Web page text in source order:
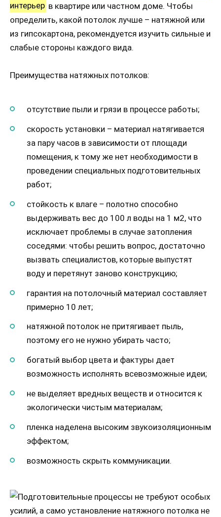
интерьер в квартире или частном доме. Чтобы
определить, какой потолок лучше – натяжной или
из гипсокартона, рекомендуется изучить сильные и
слабые стороны каждого вида.
Преимущества натяжных потолков:
отсутствие пыли и грязи в процессе работы;
скорость установки – материал натягивается
за пару часов в зависимости от площади
помещения, к тому же нет необходимости в
проведении специальных подготовительных
работ;
стойкость к влаге – полотно способно
выдерживать вес до 100 л воды на 1 м2, что
исключает проблемы в случае затопления
соседями: чтобы решить вопрос, достаточно
вызвать специалистов, которые выпустят
воду и перетянут заново конструкцию;
гарантия на потолочный материал составляет
примерно 10 лет;
натяжной потолок не притягивает пыль,
поэтому его не нужно убирать часто;
богатый выбор цвета и фактуры дает
возможность исполнять всевозможные идеи;
не выделяет вредных веществ и относится к
экологически чистым материалам;
пленка наделена высоким звукоизоляционным
эффектом;
возможность скрыть коммуникации.